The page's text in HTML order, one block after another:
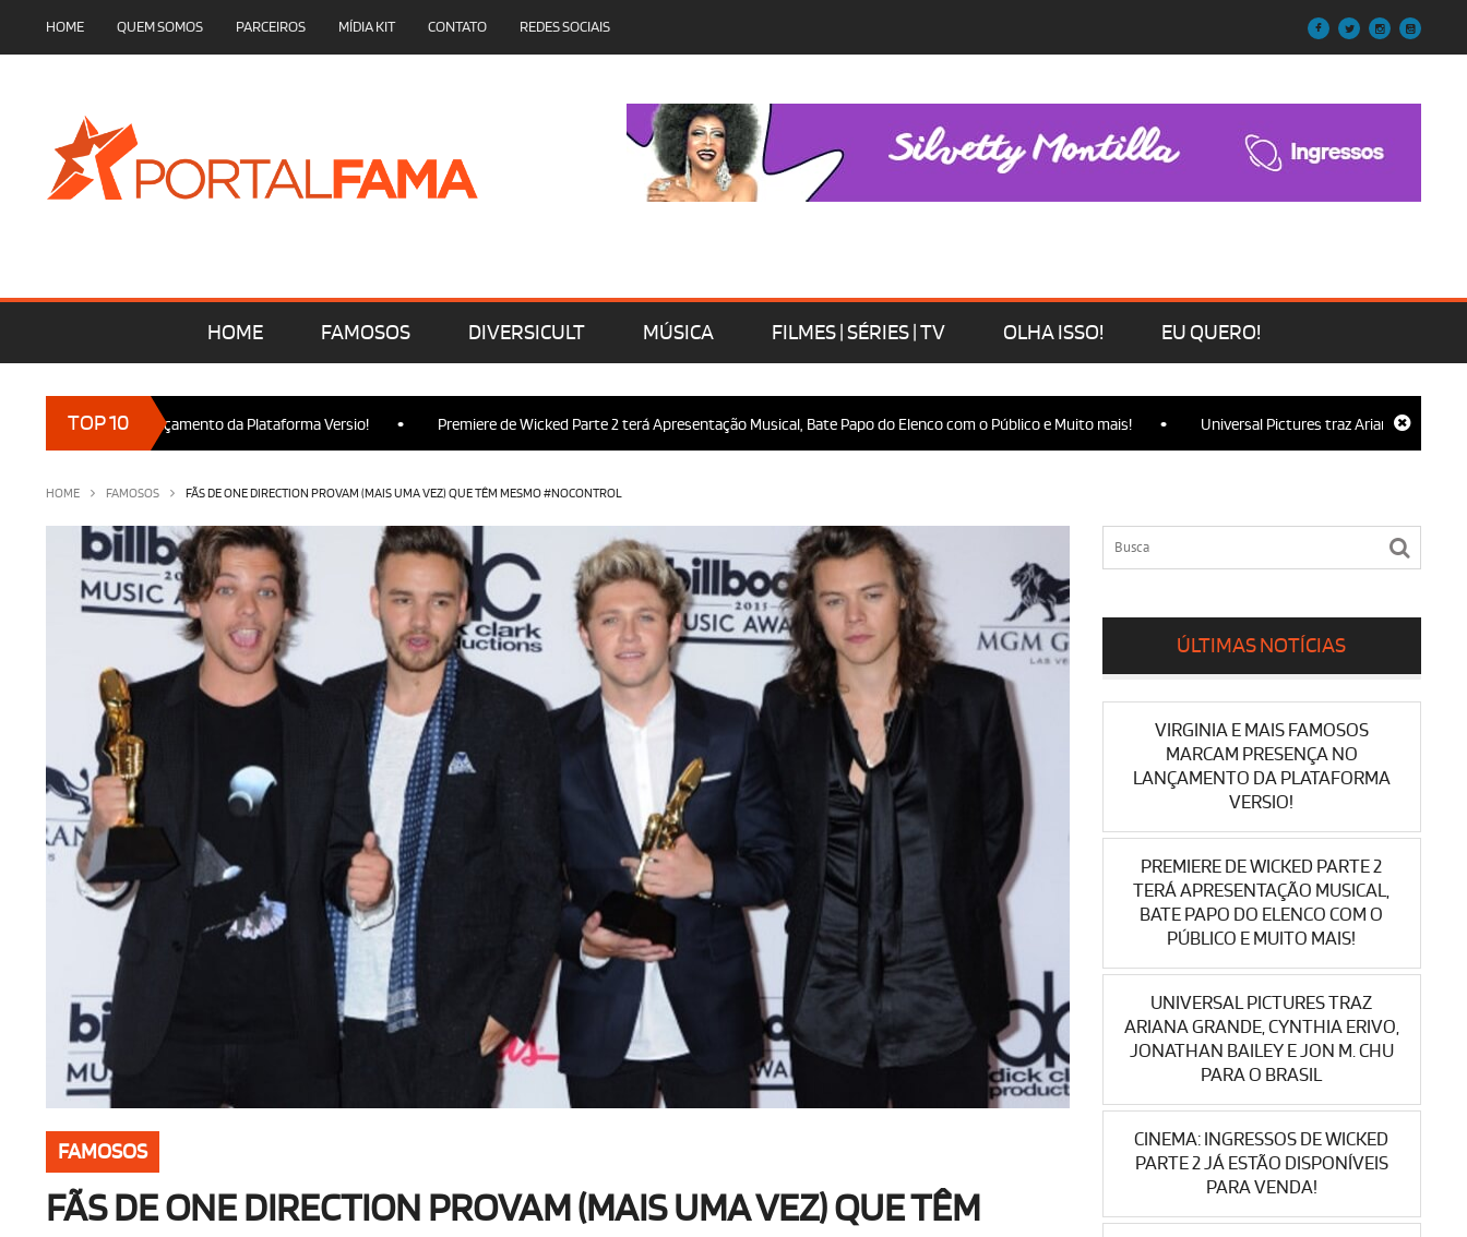
HOME QUEM SOMOS PARCEIROS MÍDIA KIT CONTATO REDES SOCIAIS
HOME FAMOSOS DIVERSICULT MÚSICA FILMES | SÉRIES | TV OLHA ISSO! EU QUERO!
TOP 10
no Lançamento da Plataforma Versio! • Premiere de Wicked Parte 2 terá Apresentação Musical, Bate Papo do Elenco com o Público e Muito mais! • Universal Pictures traz Ariana Grande, Cynthia
HOME FAMOSOS FÃS DE ONE DIRECTION PROVAM (MAIS UMA VEZ) QUE TÊM MESMO #NOCONTROL
FAMOSOS
FÃS DE ONE DIRECTION PROVAM (MAIS UMA VEZ) QUE TÊM
ÚLTIMAS NOTÍCIAS
VIRGINIA E MAIS FAMOSOS
MARCAM PRESENÇA NO
LANÇAMENTO DA PLATAFORMA
VERSIO!
PREMIERE DE WICKED PARTE 2
TERÁ APRESENTAÇÃO MUSICAL,
BATE PAPO DO ELENCO COM O
PÚBLICO E MUITO MAIS!
UNIVERSAL PICTURES TRAZ
ARIANA GRANDE, CYNTHIA ERIVO,
JONATHAN BAILEY E JON M. CHU
PARA O BRASIL
CINEMA: INGRESSOS DE WICKED
PARTE 2 JÁ ESTÃO DISPONÍVEIS
PARA VENDA!